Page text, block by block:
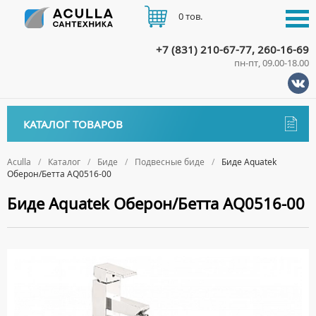
Aculla Каталог Биде Подвесные биде
Биде Aquatek
Оберон/Бетта AQ0516-00
Биде Aquatek Оберон/Бетта AQ0516-00
КАТАЛОГ ТОВАРОВ
ДЕРЖАТЕЛИ
ДИСПЕНСЕРЫ
ПОЛОТЕНЦЕДЕРЖАТЕЛИ
Биде
НАПОЛЬНЫЕ БИДЕ
ПОДВЕСНЫЕ БИДЕ
СИФОНЫ ДЛЯ БИДЕ
+7 (831) 210-67-77, 260-16-69
пн-пт, 09.00-18.00
0 тов.
ДОСТАВКА
ОПЛАТА